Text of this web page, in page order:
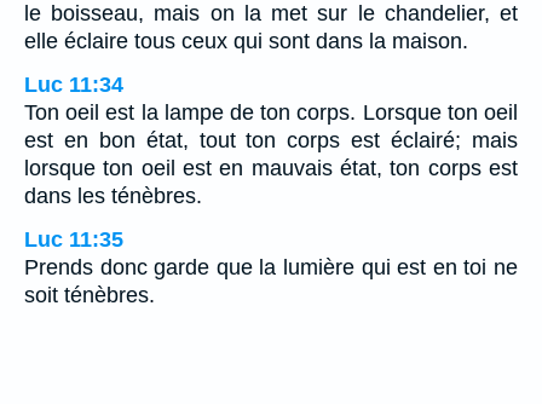
le boisseau, mais on la met sur le chandelier, et
elle éclaire tous ceux qui sont dans la maison.
Luc 11:34
Ton oeil est la lampe de ton corps. Lorsque ton oeil
est en bon état, tout ton corps est éclairé; mais
lorsque ton oeil est en mauvais état, ton corps est
dans les ténèbres.
Luc 11:35
Prends donc garde que la lumière qui est en toi ne
soit ténèbres.